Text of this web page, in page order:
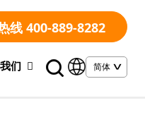
线 400-889-8282
们